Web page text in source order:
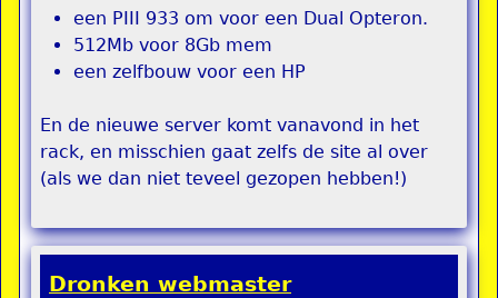
een PIII 933 om voor een Dual Opteron.
512Mb voor 8Gb mem
een zelfbouw voor een HP
En de nieuwe server komt vanavond in het
rack, en misschien gaat zelfs de site al over
(als we dan niet teveel gezopen hebben!)
Dronken webmaster